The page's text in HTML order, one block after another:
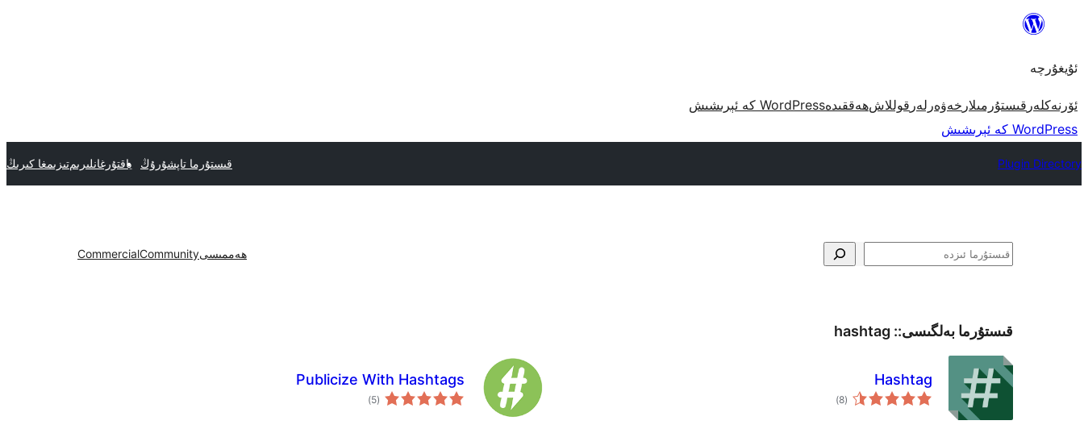
مەزمۇنغا
ئۇيغۇرچە
ئۆرنەكلەر قىستۇرمىلار خەۋەرلەر قوللاشھەققىدەWordPress كە ئېرىشىش
WordPress كە ئېرىشىش
Plugin Directory قىستۇرما تاپشۇرۇڭ ياقتۇرغانلىرىمتىزىمغا كىرىڭ
ئىزدە ھەممىسىCommunity
Commercial
قىستۇرما بەلگىسى:: hashtag
Hashtag
(8 ئومۇمىي
دەرىجە
)
Publicize With Hashtags
(5 ئومۇمىي
دەرىجە)